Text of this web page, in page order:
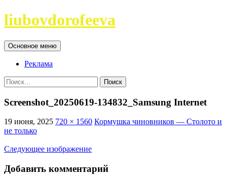
Перейти
к
liubovdorofeeva
Поиск
Основное меню
Реклама
Найти:
Screenshot_20250619-134832_Samsung Internet
19 июня, 2025 720 × 1560 Кормушка чиновников — Столото и
не только
Следующее изображение
Добавить комментарий